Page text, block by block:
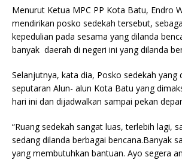
Menurut Ketua MPC PP Kota Batu, Endro
mendirikan posko sedekah tersebut,
kepedulian pada sesama yang dilanda
banyak daerah di negeri ini yang dilanda
Selanjutnya, kata dia, Posko sedekah yang
seputaran Alun- alun Kota Batu yang
hari ini dan dijadwalkan sampai pekan
“Ruang sedekah sangat luas, terlebih lagi,
sedang dilanda berbagai bencana.Banyak
yang membutuhkan bantuan. Ayo segera